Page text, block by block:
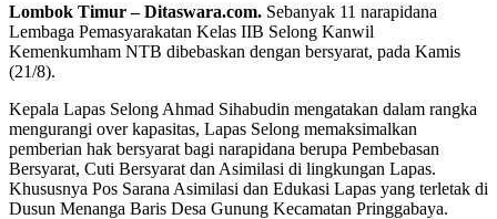
Lombok Timur – Ditaswara.com. Sebanyak 11 narapidana
Lembaga Pemasyarakatan Kelas IIB Selong Kanwil
Kemenkumham NTB dibebaskan dengan bersyarat, pada Kamis
(21/8).
Kepala Lapas Selong Ahmad Sihabudin mengatakan dalam rangka
mengurangi over kapasitas, Lapas Selong memaksimalkan
pemberian hak bersyarat bagi narapidana berupa Pembebasan
Bersyarat, Cuti Bersyarat dan Asimilasi di lingkungan Lapas.
Khususnya Pos Sarana Asimilasi dan Edukasi Lapas yang terletak di
Dusun Menanga Baris Desa Gunung Kecamatan Pringgabaya.